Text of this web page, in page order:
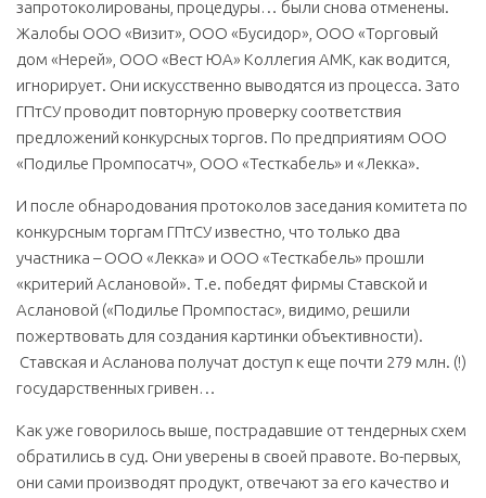
запротоколированы, процедуры… были снова отменены.
Жалобы ООО «Визит», ООО «Бусидор», ООО «Торговый
дом «Нерей», ООО «Вест ЮА» Коллегия АМК, как водится,
игнорирует. Они искусственно выводятся из процесса. Зато
ГПтСУ проводит повторную проверку соответствия
предложений конкурсных торгов. По предприятиям ООО
«Подилье Промпосатч», ООО «Тесткабель» и «Лекка».
И после обнародования протоколов заседания комитета по
конкурсным торгам ГПтСУ известно, что только два
участника – ООО «Лекка» и ООО «Тесткабель» прошли
«критерий Аслановой». Т.е. победят фирмы Ставской и
Аслановой («Подилье Промпостас», видимо, решили
пожертвовать для создания картинки объективности).
Ставская и Асланова получат доступ к еще почти 279 млн. (!)
государственных гривен…
Как уже говорилось выше, пострадавшие от тендерных схем
обратились в суд. Они уверены в своей правоте. Во-первых,
они сами производят продукт, отвечают за его качество и